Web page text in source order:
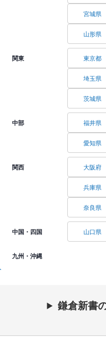
宮城県
山形県
関東 東京都
埼玉県
茨城県
中部 福井県
愛知県
関西 大阪府
兵庫県
奈良県
中国・四国 山口県
九州・沖縄
鎌倉新書